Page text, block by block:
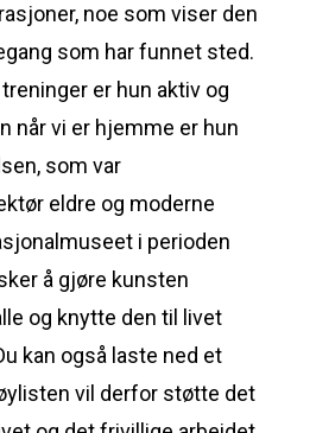
noe som viser den
som har funnet sted.
er hun aktiv og
når vi er hjemme er hun
som var
eldre og moderne
i perioden
å gjøre kunsten
og knytte den til livet
kan også laste ned et
vil derfor støtte det